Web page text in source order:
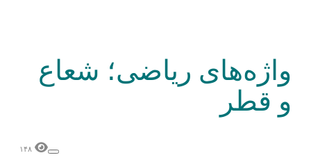
واژه‌های ریاضی؛ شعاع
و قطر
۱۴۸